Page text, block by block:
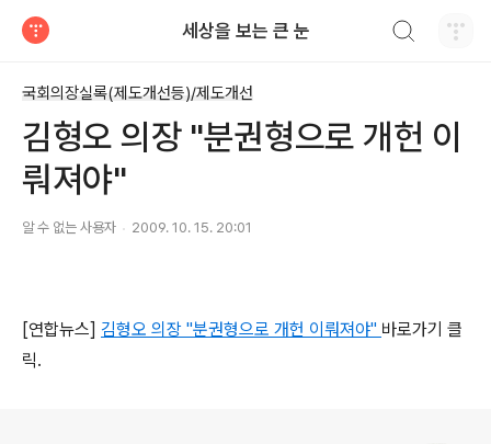
세상을 보는 큰 눈
국회의장실록(제도개선등)/제도개선
김형오 의장 "분권형으로 개헌 이
뤄져야"
알 수 없는 사용자 2009. 10. 15. 20:01
[연합뉴스] 김형오 의장 "분권형으로 개헌 이뤄져야" 바로가기 클
릭.